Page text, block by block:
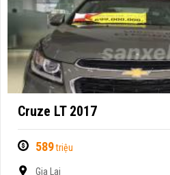
Cruze LT 2017
589triệu
Gia Lai